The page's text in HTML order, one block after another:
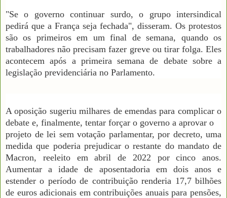
"Se o governo continuar surdo, o grupo intersindical
pedirá que a França seja fechada", disseram. Os protestos
são os primeiros em um final de semana, quando os
trabalhadores não precisam fazer greve ou tirar folga. Eles
acontecem após a primeira semana de debate sobre a
legislação previdenciária no Parlamento.
A oposição sugeriu milhares de emendas para complicar o
debate e, finalmente, tentar forçar o governo a aprovar o
projeto de lei sem votação parlamentar, por decreto, uma
medida que poderia prejudicar o restante do mandato de
Macron, reeleito em abril de 2022 por cinco anos.
Aumentar a idade de aposentadoria em dois anos e
estender o período de contribuição renderia 17,7 bilhões
de euros adicionais em contribuições anuais para pensões,